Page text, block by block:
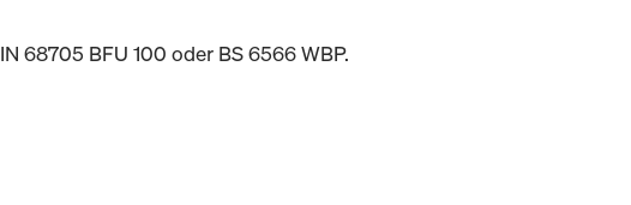
68705 BFU 100 oder BS 6566 WBP.